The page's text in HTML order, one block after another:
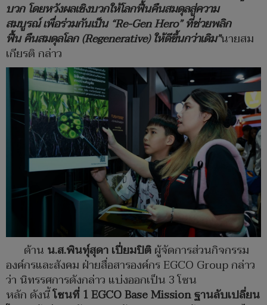
บวก โดยหวังผลเชิงบวกให้โลกฟื้นคืนสมดุลสู่ความ
สมบูรณ์เพื่อร่วมกันเป็น“Re-Gen Hero”ที่ช่วยพลิก
ฟื้นคืนสมดุลโลก(Regenerative)ให้ดีขึ้นกว่าเดิม”นายสม
เกียรติ กล่าว
ด้าน น.ส.พินทุ์สุดาเปี่ยมปิติผู้จัดการส่วนกิจกรรม
องค์กรและสังคม ฝ่ายสื่อสารองค์กร EGCO Group กล่าว
ว่า นิทรรศการดังกล่าว แบ่งออกเป็น 3 โซน
หลัก ดังนี้โซนที่1 EGCO Base Missionฐานลับเปลี่ยน